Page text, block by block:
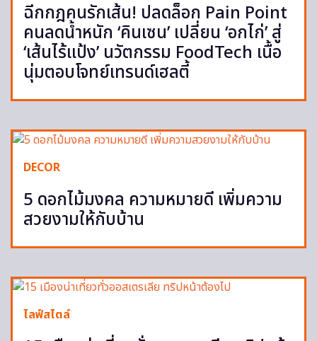
ฉีกกฎคนรักเส้น! ปลดล็อก Pain Point
คนลดน้ำหนัก ‘คินเซน’ เปลี่ยน ‘อกไก่’ สู่
‘เส้นไร้แป้ง’ นวัตกรรม FoodTech เนื้อ
นุ่มตอบโจทย์เทรนด์เฮลตี้
DECOR
5 ดอกไม้มงคล ความหมายดี เพิ่มความ
สวยงามให้กับบ้าน
ไลฟ์สไตล์